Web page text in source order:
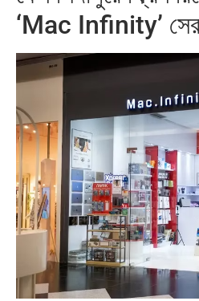
‘Mac Infinity’